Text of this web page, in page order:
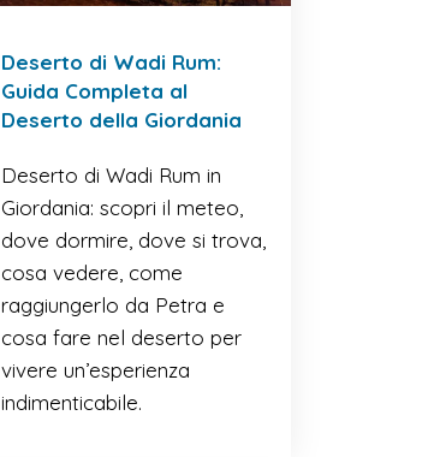
Deserto di Wadi Rum:
Guida Completa al
Deserto della Giordania
Deserto di Wadi Rum in
Giordania: scopri il meteo,
dove dormire, dove si trova,
cosa vedere, come
raggiungerlo da Petra e
cosa fare nel deserto per
vivere un’esperienza
indimenticabile.